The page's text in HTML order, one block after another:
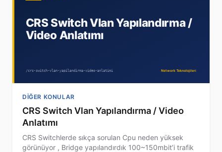
DIĞER KONULAR
CRS Switch Vlan Yapılandırma / Video
Anlatımı
CRS Switchlerde sıkça sorulan Cpu neden yüksek
görünüyor , Bridge yapılandırdık 100~150mbit’i trafik